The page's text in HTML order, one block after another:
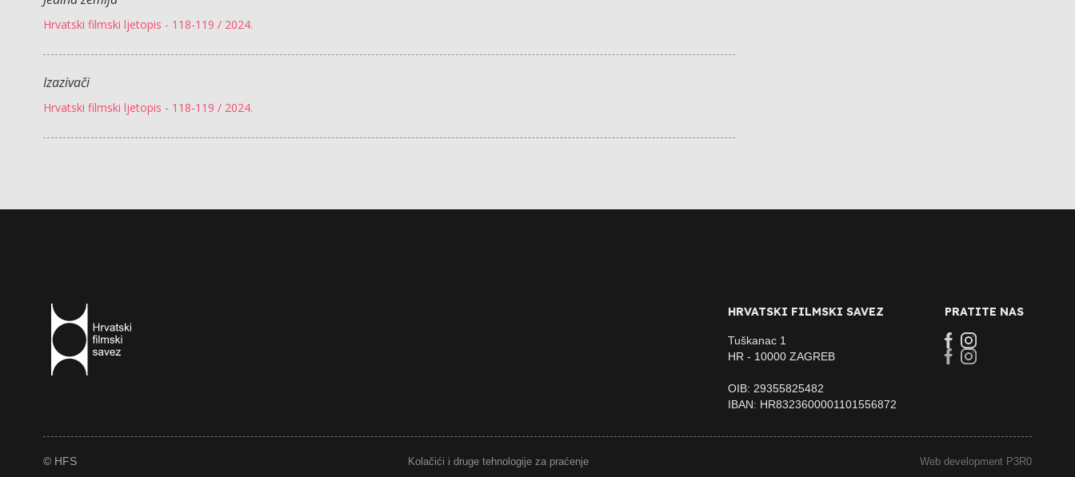
Hrvatski filmski ljetopis - 118-119 / 2024.
Izazivači
Hrvatski filmski ljetopis - 118-119 / 2024.
HRVATSKI FILMSKI SAVEZ
Tuškanac 1
HR - 10000 ZAGREB
OIB: 29355825482
IBAN: HR8323600001101556872
PRATITE NAS
© HFS Kolačići i druge tehnologije za praćenje Web development P3R0